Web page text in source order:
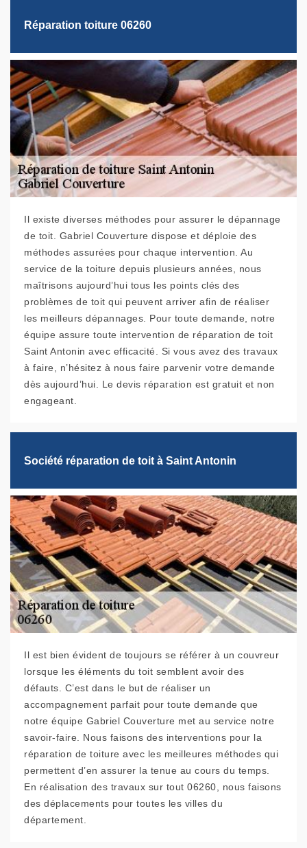
Réparation toiture 06260
Il existe diverses méthodes pour assurer le dépannage
de toit. Gabriel Couverture dispose et déploie des
méthodes assurées pour chaque intervention. Au
service de la toiture depuis plusieurs années, nous
maîtrisons aujourd’hui tous les points clés des
problèmes de toit qui peuvent arriver afin de réaliser
les meilleurs dépannages. Pour toute demande, notre
équipe assure toute intervention de réparation de toit
Saint Antonin avec efficacité. Si vous avez des travaux
à faire, n’hésitez à nous faire parvenir votre demande
dès aujourd’hui. Le devis réparation est gratuit et non
engageant.
Société réparation de toit à Saint Antonin
Il est bien évident de toujours se référer à un couvreur
lorsque les éléments du toit semblent avoir des
défauts. C’est dans le but de réaliser un
accompagnement parfait pour toute demande que
notre équipe Gabriel Couverture met au service notre
savoir-faire. Nous faisons des interventions pour la
réparation de toiture avec les meilleures méthodes qui
permettent d’en assurer la tenue au cours du temps.
En réalisation des travaux sur tout 06260, nous faisons
des déplacements pour toutes les villes du
département.